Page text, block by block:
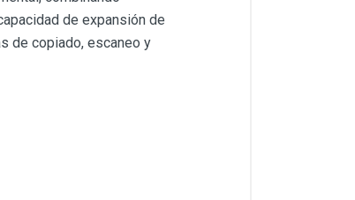
de expansión de
de copiado, escaneo y